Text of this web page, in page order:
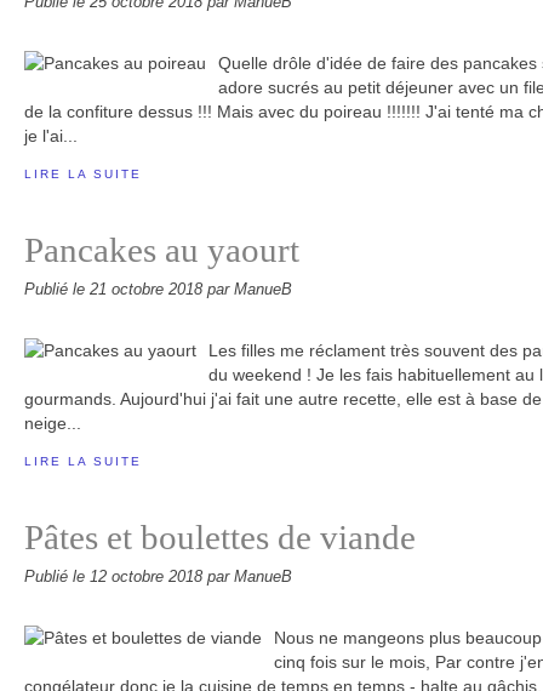
Quelle drôle d'idée de faire des
adore sucrés au petit déjeuner avec un
de la confiture dessus !!! Mais avec du poireau !!!!!!! J'ai tenté ma
je l'ai...
LIRE LA SUITE
Pancakes au yaourt
Publié le 21 octobre 2018 par ManueB
Les filles me réclament très souvent des
du weekend ! Je les fais habituellement
gourmands. Aujourd'hui j'ai fait une autre recette, elle est à base
neige...
LIRE LA SUITE
Pâtes et boulettes de viande
Publié le 12 octobre 2018 par ManueB
Nous ne mangeons plus
cinq fois sur le mois, Par contre
congélateur donc je la cuisine de temps en temps - halte au